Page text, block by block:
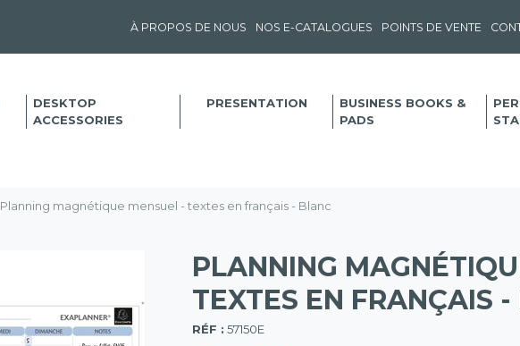
À PROPOS DE NOUS NOS E-CATALOGUES POINTS DE VENTE
DESKTOP
ACCESSORIES
PRESENTATION
BUSINESS BOOKS &
PADS
Planning magnétique mensuel - textes en français - Blanc
PLANNING
TEXTES EN FRANÇAIS
RÉF : 57150E
(57)